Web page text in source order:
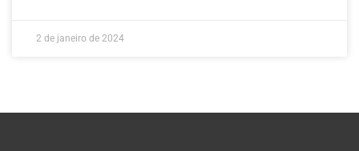
2 de janeiro de 2024